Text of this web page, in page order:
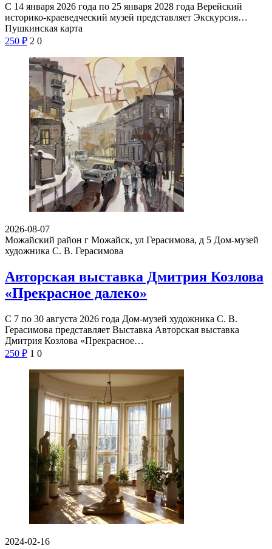
С 14 января 2026 года по 25 января 2028 года Верейский
историко-краеведческий музей представляет Экскурсия…
Пушкинская карта
250 ₽ 2 0
2026-08-07
Можайский район г Можайск, ул Герасимова, д 5 Дом-музей
художника С. В. Герасимова
Авторская выставка Дмитрия Козлова
«Прекрасное далеко»
С 7 по 30 августа 2026 года Дом-музей художника С. В.
Герасимова представляет Выставка Авторская выставка
Дмитрия Козлова «Прекрасное…
250 ₽ 1 0
2024-02-16